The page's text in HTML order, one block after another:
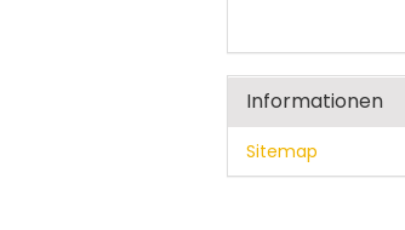
Informationen
Sitemap